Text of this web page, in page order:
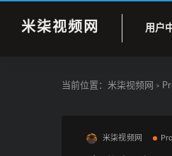
米柒视频网 用户
当前位置： 米柒视频网 >
米柒视频网